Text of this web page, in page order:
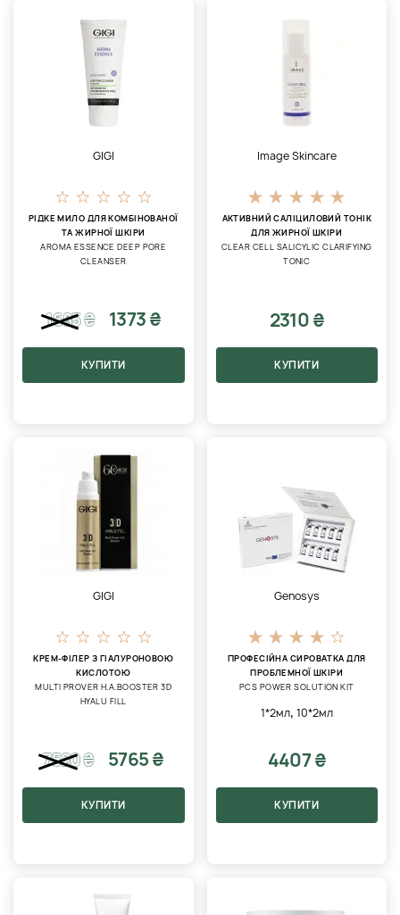
GIGI
РІДКЕ МИЛО ДЛЯ КОМБІНОВАНОЇ
ТА ЖИРНОЇ ШКІРИ
AROMA ESSENCE DEEP PORE
CLEANSER
1685₴ 1373 ₴
КУПИТИ
Image Skincare
АКТИВНИЙ САЛІЦИЛОВИЙ ТОНІК
ДЛЯ ЖИРНОЇ ШКІРИ
CLEAR CELL SALICYLIC CLARIFYING
TONIC
2310 ₴
КУПИТИ
GIGI
КРЕМ-ФІЛЕР З ГІАЛУРОНОВОЮ
КИСЛОТОЮ
MULTI PROVER H.A.BOOSTER 3D
HYALU FILL
7520₴ 5765 ₴
КУПИТИ
Genosys
ПРОФЕСІЙНА СИРОВАТКА ДЛЯ
ПРОБЛЕМНОЇ ШКІРИ
PCS POWER SOLUTION KIT
1*2мл, 10*2мл
4407 ₴
КУПИТИ